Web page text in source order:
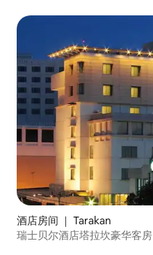
酒店房间 ｜ Tarakan
瑞士贝尔酒店塔拉坎豪华客房